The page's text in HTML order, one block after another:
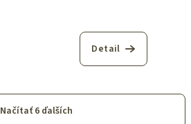
Detail
Načítať 6 ďalších